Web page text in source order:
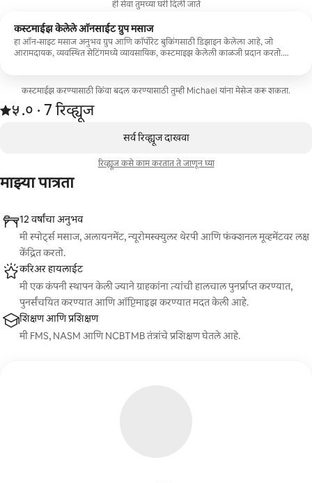
ही सेवा तुमच्या घरी दिली जाते
कस्टमाईझ केलेले ऑनसाईट ग्रुप मसाज
हा ऑन-साइट मसाज अनुभव ग्रुप आणि कॉर्पोरेट बुकिंगसाठी डिझाइन केलेला आहे, जो
आरामदायक, व्यवस्थित सेटिंगमध्ये व्यावसायिक, कस्टमाइझ केलेली काळजी प्रदान करतो.
रिकव्हरी-फोकस्ड मसाज समाविष्ट असू शकतात. प्रति बुकिंग किमान चार (4) 60-मिनिटांच्या
मसाज सेशन्सची आवश्यकता आहे
कस्टमाईझ करण्यासाठी किंवा बदल करण्यासाठी तुम्ही Michael यांना मेसेज करू शकता.
7 रिव्ह्यूजमधून 5 पैकी ५.० स्टार्स रेटिंग आहे
५.०
,
· 7 रिव्ह्यूज
सर्व रिव्ह्यूज दाखवा
रिव्ह्यूज कसे काम करतात ते जाणून घ्या
माझ्या पात्रता
12 वर्षांचा अनुभव
मी स्पोर्ट्स मसाज, अलायनमेंट, न्यूरोमस्क्युलर थेरपी आणि फंक्शनल मूव्हमेंटवर लक्ष
केंद्रित करतो.
करिअर हायलाईट
मी एक कंपनी स्थापन केली ज्याने ग्राहकांना त्यांची हालचाल पुनर्प्राप्त करण्यात,
पुनर्संचयित करण्यात आणि ऑप्टिमाइझ करण्यात मदत केली आहे.
शिक्षण आणि प्रशिक्षण
मी FMS, NASM आणि NCBTMB तंत्रांचे प्रशिक्षण घेतले आहे.